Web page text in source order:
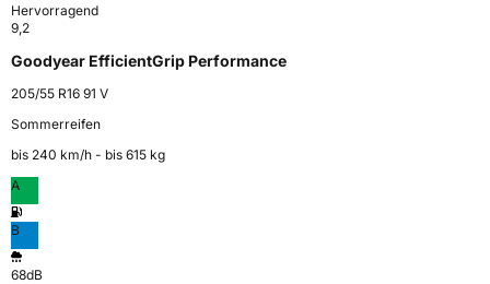
Hervorragend
9,2
Goodyear EfficientGrip Performance
205/55 R16 91 V
Sommerreifen
bis 240 km⁠/⁠h - bis 615 kg
A
B
68dB